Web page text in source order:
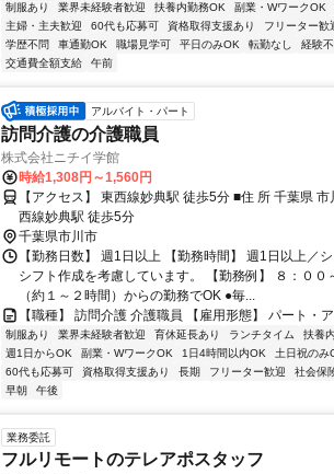
制服あり 業界未経験者歓迎 扶養内勤務OK 副業・WワークOK
主婦・主夫歓迎
60代も応募可 資格取得支援あり フリーター歓
学歴不問
車通勤OK 職場見学可 平日のみOK 転勤なし 経験
交通費全額支給
午前
アルバイト・パート
訪問介護の介護職員
株式会社ニチイ学館
時給1,308円～1,560円
【アクセス】 東西線妙典駅 徒歩5分 ■住 所 千葉県 市川市 妙典4-7-12 ■アクセス 東
西線妙典駅 徒歩5分
千葉県市川市
【勤務日数】 週1日以上 【勤務時間】 週1日以上／
シフト作成を考慮しています。 【勤務例】 ８：００
（約１～２時間）からの勤務でOK ●毎...
【職種】 訪問介護 介護職員 【雇用形態】 パート・
制服あり 業界未経験者歓迎 育休延長あり ランチタイム 扶養
週1日からOK
副業・WワークOK 1日4時間以内OK 土日祝のみ
60代も応募可
資格取得支援あり 長期 フリーター歓迎 社会保
早朝
午後
業務委託
フルリモートのテレアポスタッフ